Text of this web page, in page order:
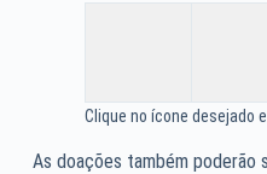
Clique no ícone desejado
As doações também poderão